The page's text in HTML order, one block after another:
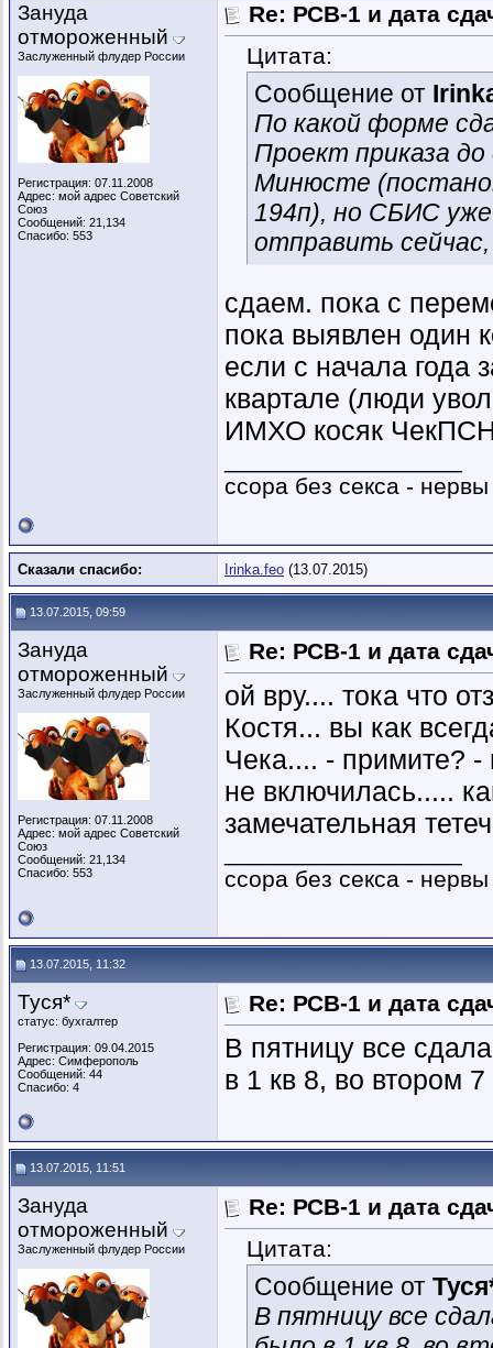
Зануда
отмороженный
Заслуженный флудер России
Регистрация: 07.11.2008
Адрес: мой адрес Советский
Союз
Сообщений: 21,134
Спасибо: 553
Re: РСВ-1 и дата
Цитата:
Сообщение от
По какой форме
Проект приказа
Минюсте
194п), но СБИС
отправить
сдаем. пока с
пока выявлен один
если с начала года
квартале (люди
ИМХО косяк
ссора без секса -
Сказали спасибо: Irinka.feo (13.07.2015)
13.07.2015, 09:59
Зануда
отмороженный
Заслуженный флудер России
Регистрация: 07.11.2008
Адрес: мой адрес Советский
Союз
Сообщений: 21,134
Спасибо: 553
Re: РСВ-1 и дата
ой вру.... тока что
Костя... вы как
Чека.... - примите? -
не включилась.....
замечательная
ссора без секса -
13.07.2015, 11:32
Туся*
статус: бухгалтер
Регистрация: 09.04.2015
Адрес: Симферополь
Сообщений: 44
Спасибо: 4
Re: РСВ-1 и дата
В пятницу все
в 1 кв 8, во втором
13.07.2015, 11:51
Зануда
отмороженный
Заслуженный флудер России
Re: РСВ-1 и дата
Цитата:
Сообщение от
В пятницу все